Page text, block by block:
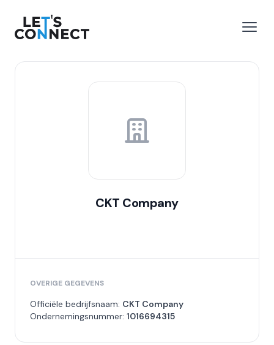
Let's Connect
CKT Company
OVERIGE GEGEVENS
Officiële bedrijfsnaam: CKT Company
Ondernemingsnummer: 1016694315